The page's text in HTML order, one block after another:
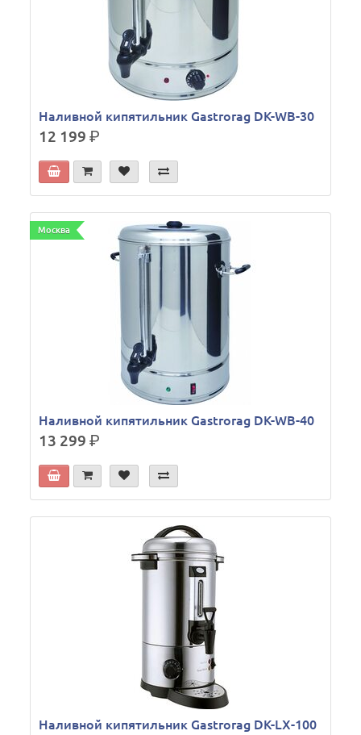
Наливной кипятильник Gastrorag DK-WB-30
12 199р.
Москва
Наливной кипятильник Gastrorag DK-WB-40
13 299р.
Наливной кипятильник Gastrorag DK-LX-100